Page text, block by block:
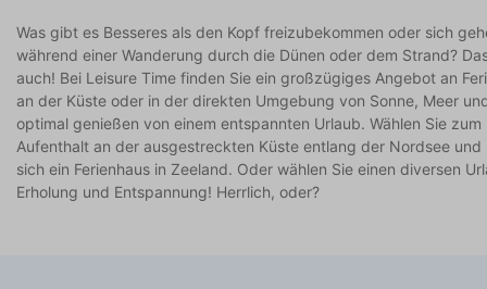
Was gibt es Besseres als den Kopf freizubekommen oder sich
während einer Wanderung durch die Dünen oder dem Strand?
auch! Bei Leisure Time finden Sie ein großzügiges Angebot an
an der Küste oder in der direkten Umgebung von Sonne, Meer
optimal genießen von einem entspannten Urlaub. Wählen Sie zum
Aufenthalt an der ausgestreckten Küste entlang der Nordsee und
sich ein Ferienhaus in Zeeland. Oder wählen Sie einen diversen
Erholung und Entspannung! Herrlich, oder?